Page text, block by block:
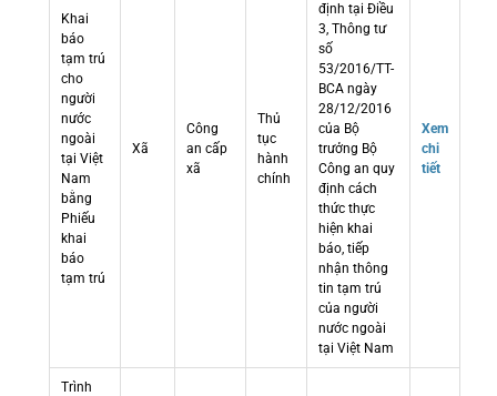
Khai
báo
tạm trú
cho
người
nước
ngoài
tại Việt
Nam
bằng
Phiếu
khai
báo
tạm trú
Xã
Công
an cấp
xã
Thủ
tục
hành
chính
định tại Điều
3, Thông tư
số
53/2016/TT-
BCA ngày
28/12/2016
của Bộ
trưởng Bộ
Công an quy
định cách
thức thực
hiện khai
báo, tiếp
nhận thông
tin tạm trú
của người
nước ngoài
tại Việt Nam
Xem
chi
tiết
Trình